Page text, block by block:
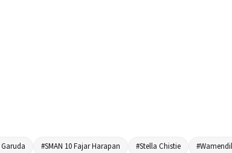
#SMAN 10 Fajar Harapan #Stella Chistie